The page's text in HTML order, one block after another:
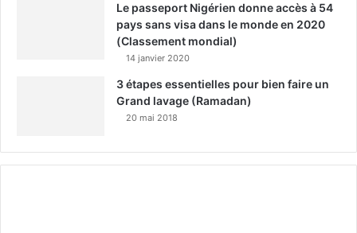
Le passeport Nigérien donne accès à 54
pays sans visa dans le monde en 2020
(Classement mondial)
14 janvier 2020
3 étapes essentielles pour bien faire un
Grand lavage (Ramadan)
20 mai 2018